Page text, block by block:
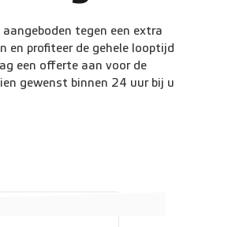
tegen een extra
en profiteer de gehele looptijd
een offerte aan voor de
gewenst binnen 24 uur bij u